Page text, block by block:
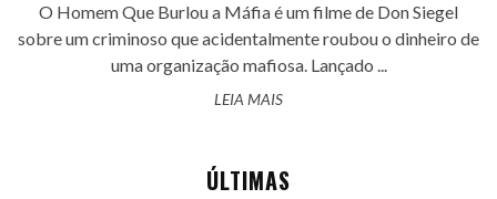
O Homem Que Burlou a Máfia é um filme de Don Siegel
sobre um criminoso que acidentalmente roubou o dinheiro de
uma organização mafiosa. Lançado ...
LEIA MAIS
ÚLTIMAS